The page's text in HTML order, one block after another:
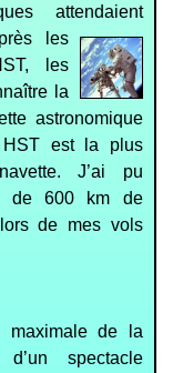
attendaient
les
les
la
astronomique
HST est la plus
J’ai pu
de 600 km de
de mes vols
de la
spectacle